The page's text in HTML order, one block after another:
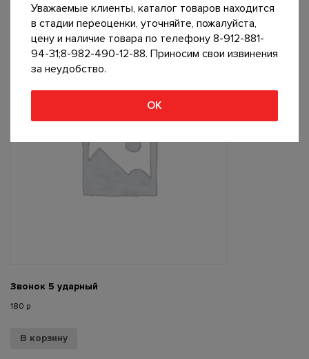
В корзину
Звонок 5 ударный
180 р
В корзину
Уважаемые клиенты, каталог товаров находится
в стадии переоценки, уточняйте, пожалуйста,
цену и наличие товара по телефону 8-912-881-
94-31;8-982-490-12-88. Приносим свои извинения
за неудобство.
ОК